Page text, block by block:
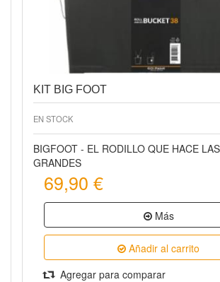
KIT BIG FOOT
EN STOCK
BIGFOOT - EL RODILLO QUE HACE
GRANDES
69,90 €
Más
Añadir al carrito
Agregar para comparar